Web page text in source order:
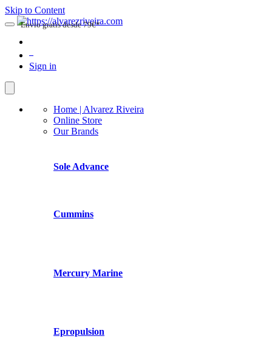
Skip to Content
Sign in
Home | Alvarez Riveira
Online Store
Our Brands
Sole Advance
Cummins
Mercury Marine
Epropulsion
Envio gratis desde 79€*